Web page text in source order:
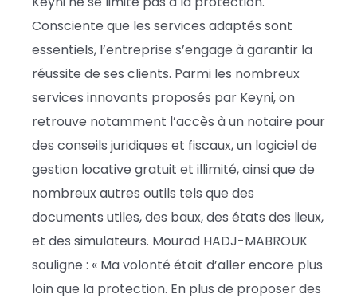
Consciente que les services adaptés sont
essentiels, l’entreprise s’engage à garantir la
réussite de ses clients. Parmi les nombreux
services innovants proposés par Keyni, on
retrouve notamment l’accès à un notaire pour
des conseils juridiques et fiscaux, un logiciel de
gestion locative gratuit et illimité, ainsi que de
nombreux autres outils tels que des
documents utiles, des baux, des états des lieux,
et des simulateurs. Mourad HADJ-MABROUK
souligne : « Ma volonté était d’aller encore plus
loin que la protection. En plus de proposer des